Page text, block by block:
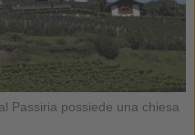
Passiria possiede una chiesa